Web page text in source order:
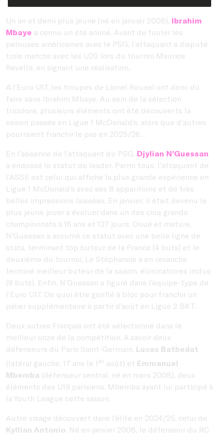
Un an et demi plus jeune (né en janvier 2008), Ibrahim
Mbaye a connu un été animé. Avant de fouler les
pelouses américaines avec le PSG, l’attaquant a disputé
trois matchs avec les U20 lors du tournoi Maurice
Revello, en signant une réalisation.
A l’Euro U17, les troupes de Lionel Rouxel ont donc dû
faire sans Ibrahim Mbaye. Au sein de la sélection
tricolore, plusieurs éléments ont été découverts la
saison passée en Ligue 1 McDonald’s, alors que d’autres
pourraient franchir le pas en 2025/26…
En l’absence de l’attaquant du PSG, Djylian N’Guessan
a endossé le statut de leader. Parmi tous, l’attaquant de
l’ASSE est celui qui affiche la plus grande expérience en
Ligue 1 McDonald’s avec ses 8 apparitions et de très
belles impressions laissées. En janvier, il était devenu le
plus jeune jouer à évoluer dans un des cinq grands
championnats à 16 ans et 127 jours. Doué et mature,
N’Guessan a assumé ce statut avec une belle ligne de
stats, terminant top buteur de la France (4 buts) et le
deuxième du tournoi. Le Stéphanois a en revanche
terminé meilleur buteur de la saison, éliminatoires inclus
(9 buts). Enfin, N’Guessan a figuré dans l’équipe-type de
l’Euro U17. De quoi être gonflé à bloc pour franchir un
palier supplémentaire à partir d’août en Ligue 2 BKT.
Deux autres Français ont été sélectionné dans le
meilleur onze de la compétition. A savoir deux
défenseurs du Paris Saint-Germain, Lucas Batbedat
(latéral gauche, 17 ans le 1er août) et Emmanuel
Mbemba (défenseur central, né en mars 2008), deux
éléments des U19 parisiens. Mbemba ayant lui participé à
la Youth League cette saison.
Autre visage découvert dans l’élite en 2024/25, celui de
Kyllian Antonio. Né en janvier 2008, le défenseur du RC